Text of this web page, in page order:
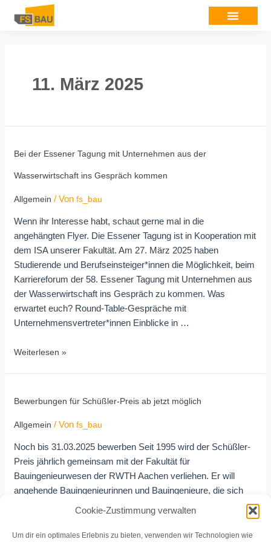
Cookie-Zustimmung verwalten
Um dir ein optimales Erlebnis zu bieten, verwenden wir Technologien wie
11. März 2025
Bei der Essener Tagung mit Unternehmen aus der
Wasserwirtschaft ins Gespräch kommen
Allgemein / Vonfs_bau
Wenn ihr Interesse habt, schaut gerne mal in die
angehängten Flyer. Die Essener Tagung ist in Kooperation mit
dem ISA unserer Fakultät. Am 27. März 2025 haben
Studierende und Berufseinsteiger*innen die Möglichkeit, beim
Karriereforum der 58. Essener Tagung mit Unternehmen aus
der Wasserwirtschaft ins Gespräch zu kommen. Was
erwartet euch? Round-Table-Gespräche mit
Unternehmensvertreter*innen Einblicke in …
Weiterlesen »
Bewerbungen für Schüßler-Preis ab jetzt möglich
Allgemein / Vonfs_bau
Noch bis 31.03.2025 bewerben Seit 1995 wird der Schüßler-
Preis jährlich gemeinsam mit der Fakultät für
Bauingenieurwesen der RWTH Aachen verliehen. Er will
angehende Bauingenieurinnen und Bauingenieure, die sich
durch hohe fachliche Leistungen und durch überzeugende
Persönlichkeitsentwicklung fördern und unterstützt sie